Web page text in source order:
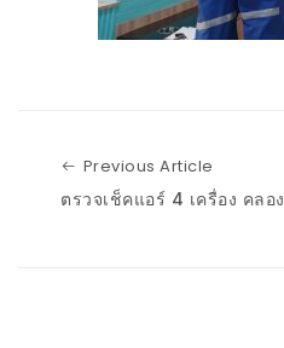
Previous Article
ตรวจเช็คแอร์ 4 เครื่อง คลอ